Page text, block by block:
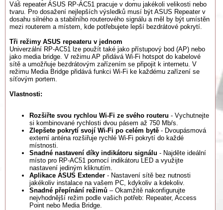
Váš repeater ASUS RP-AC51 pracuje v domu jakékoli velikosti nebo
tvaru. Pro dosažení nejlepších výsledků musí být ASUS Repeater v
dosahu silného a stabilního routerového signálu a měl by být umístěn
mezi routerem a místem, kde potřebujete lepší bezdrátové pokrytí.
Tři režimy ASUS repeateru v jednom
Univerzální RP-AC51 lze použít také jako přístupový bod (AP) nebo
jako media bridge. V režimu AP přidává Wi-Fi hotspot do kabelové
sítě a umožňuje bezdrátovým zařízením se připojit k internetu. V
režimu Media Bridge přidává funkci Wi-Fi ke každému zařízení se
síťovým portem.
Vlastnosti:
Rozšiřte svou rychlou Wi-Fi ze svého routeru - Vychutnejte
si kombinované rychlosti dvou pásem až 750 Mb/s.
Zlepšete pokrytí svojí Wi-Fi po celém bytě - Dvoupásmová
externí anténa rozšiřuje rychlé Wi-Fi pokrytí do každé
místnosti.
Snadné nastavení díky indikátoru signálu - Najděte ideální
místo pro RP-AC51 pomocí indikátoru LED a využijte
nastavení jediným kliknutím.
Aplikace ASUS Extender - Nastavení sítě bez nutnosti
jakékoliv instalace na vašem PC, kdykoliv a kdekoliv.
Snadné přepínání režimů – Okamžitě nakonfigurujte
nejvhodnější režim podle vašich potřeb: Repeater, Access
Point nebo Media Bridge.